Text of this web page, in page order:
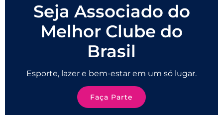
Seja Associado do
Melhor Clube do
Brasil
Esporte, lazer e bem-estar em um só lugar.
Faça Parte